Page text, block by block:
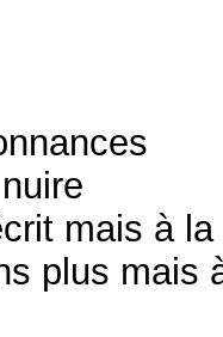
mais à
plus mais